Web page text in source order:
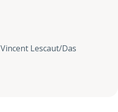
Vincent Lescaut/Das